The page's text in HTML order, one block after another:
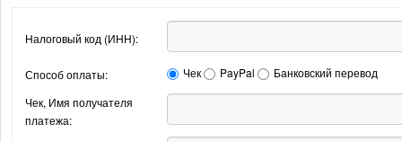
Налоговый код (ИНН):
Способ оплаты: Чек PayPal
Банковский перевод
Чек, Имя получателя
платежа: